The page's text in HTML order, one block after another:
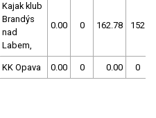
Kajak klub
Brandýs
nad
Labem,
0.00 0 162.78 152
KK Opava 0.00 0 0.00 0